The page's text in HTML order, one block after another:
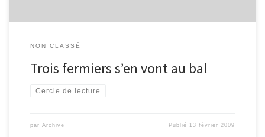
NON CLASSÉ
Trois fermiers s’en vont au bal
Cercle de lecture
par Archive Publié 13 février 2009